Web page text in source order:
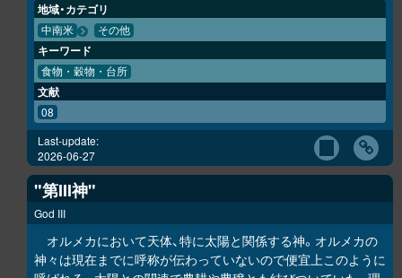
地域・カテゴリ
中南米 その他
キーワード
食物・穀物・台所
文献
08
Last-update:
2026-06-27
"第III神"
God III
オルメカにおいて天体、特に太陽と関係する神。オルメカの
神々は現在までに呼称が伝わっていないので便宜上このように